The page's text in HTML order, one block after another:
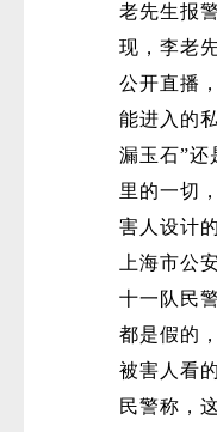
老先生报
现，李老
公开直播
能进入的
漏玉石”还
里的一切
害人设计
上海市公
十一队民
都是假的
被害人看的
民警称，